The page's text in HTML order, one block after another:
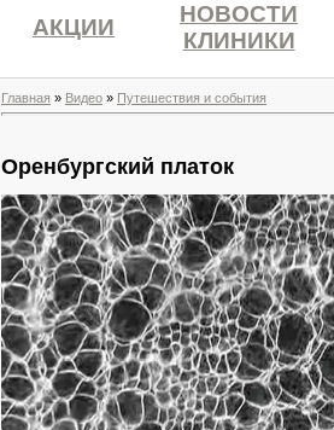
АКЦИИ
НОВОСТИ
КЛИНИКИ
Главная » Видео » Путешествия и события
Оренбургский платок